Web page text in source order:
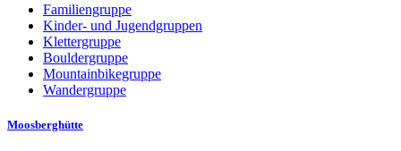
Familiengruppe
Kinder- und Jugendgruppen
Klettergruppe
Bouldergruppe
Mountainbikegruppe
Wandergruppe
Moosberghütte